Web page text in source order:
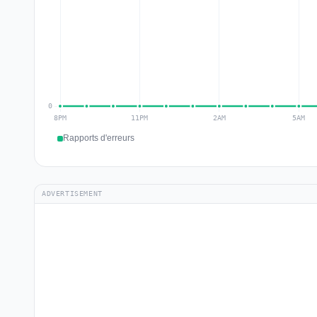
Rapports d'erreurs
ADVERTISEMENT